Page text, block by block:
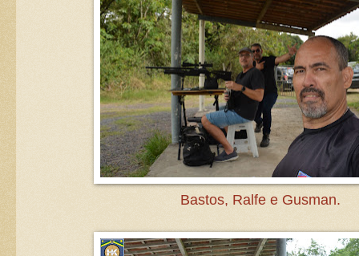
Bastos, Ralfe e Gusman.